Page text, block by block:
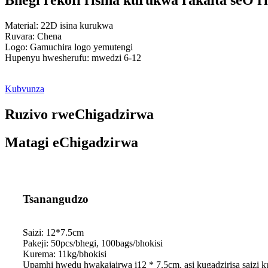
Material: 22D isina kurukwa
Ruvara: Chena
Logo: Gamuchira logo yemutengi
Hupenyu hwesherufu: mwedzi 6-12
Kubvunza
Ruzivo rweChigadzirwa
Matagi eChigadzirwa
Tsanangudzo
Saizi: 12*7.5cm
Pakeji: 50pcs/bhegi, 100bags/bhokisi
Kurema: 11kg/bhokisi
Upamhi hwedu hwakajairwa i12 * 7.5cm, asi kugadzirisa saizi